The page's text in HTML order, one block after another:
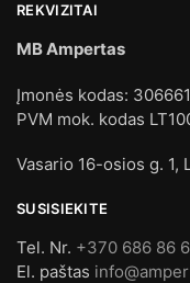
REKVIZITAI
MB Ampertas
Įmonės kodas:
PVM mok. kodas
Vasario 16-osios g. 1,
SUSISIEKITE
Tel. Nr. +370 686 86
El. paštas